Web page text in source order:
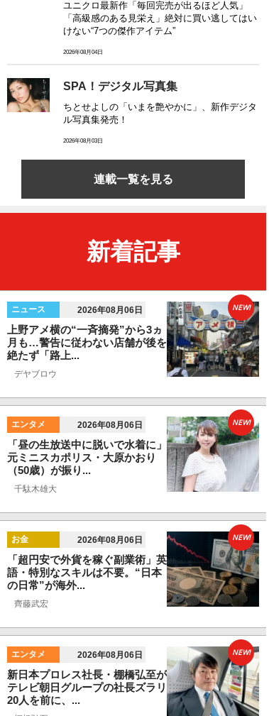
ユニクロ最新作「毎回完売が出るほど人気」
「高級感のある見栄え」絶対に買い逃してはい
けない“7つの傑作アイテム”
2026年08月04日
SPA！デジタル写真集
ちとせよしの「いまを艶やかに」、新作デジタ
ル写真集発売！
2026年08月03日
連載一覧を見る
新着記事
ニュース 2026年08月06日
上野アメ横の“一斉摘発”から3ヵ
月も…警告に従わない店舗が後を
絶たず「路上...
デヤブロウ
NEW!
エンタメ 2026年08月06日
「昼の生放送中に脱いで水着に」
元ミニスカポリス・大原かおり
（50歳）が振り...
千駄木雄大
NEW!
お金 2026年08月06日
「超円安で外貨を稼ぐ副業術」英
語・特別なスキルは不要。“日本
の日常”が海外...
齊藤武宏
NEW!
エンタメ 2026年08月06日
新日本プロレス社長・棚橋弘至が
テレビ朝日グループの社長ズラリ
20人を前に、...
NEW!